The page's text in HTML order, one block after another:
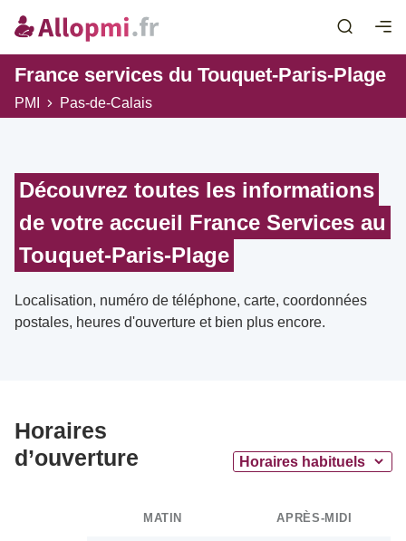
France services du Touquet-Paris-Plage
PMI Pas-de-Calais
Découvrez toutes les informations
de votre accueil France Services au
Touquet-Paris-Plage
Localisation, numéro de téléphone, carte, coordonnées
postales, heures d'ouverture et bien plus encore.
Horaires
d’ouverture
MATIN APRÈS-MIDI